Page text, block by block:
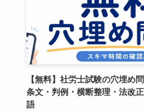
【無料】社労士試験の穴埋め
条文・判例・横断整理・法改
語